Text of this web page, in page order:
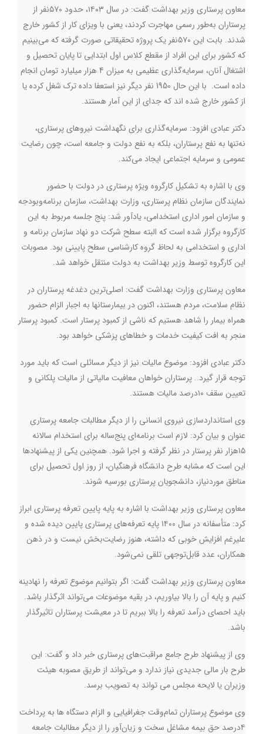
معاون پرستاری وزیر بهداشت گفت: در سال ۱۴۰۳، حدود ۵۷۰نفر از
پرستاران به‌طور رسمی مهاجرت کردند، یعنی با ویزای کار از کشور خارج
شدند. بابت این ۵۷۰نفر یک پروژه تحقیقاتی صورت گرفته که می‌بینیم
که کشور برای این افراد از مقطع کلاس اول ابتدایی تا پایان تحصیل و
اشتغال آنان، سرمایه‌گذاری عظیمی به میزان 4 هزار میلیارد تومان انجام
داده است. با این حال 1950 نفر دیگر نیز استعفا داده ترک شغل کرده یا
از کشور خارج شده اند که جدای از این آمار هستند.
دکتر عبادی افزود: سرمایه‌گذاری برای نگهداشت نیروهای پرستاری،
نه‌تنها به نفع پرستاران، بلکه به نفع دولت و جامعه است، چون رضایت
عمومی و سرمایه اجتماعی ایجاد می‌کند.
وی با اشاره به تشکیل کارگروه ویژه پرستاری در دولت با حضور
نمایندگان سازمان نظام پرستاری، وزارت بهداشت، سازمان برنامه‌وبودجه
و سازمان امور اداری استخدامی، یادآور شد: پنج جلسه مربوط به این
کارگروه برگزار شده است که البته سطح شرکت دو نهاد سازمان برنامه و
اداری و استخدامی به لحاظ گروه کارشناسی سطح پایینی بود. مصوبات
این کارگروه توسط وزیر بهداشت به دولت منتقل خواهد شد.
معاون پرستاری وزارت بهداشت گفت: اصلی‌ترین دغدغه پرستاران در
نظام سلامت، مردم هستند، اکنون در بیمارستانها به اجبار الزام حضور
همراه بیمار را شاهد هستیم که ناشی از کمبود پرستار است. کمبود پرستار
منجر به افت کیفیت خدمات و خطاهای پزشکی خواهد بود.
دکتر عبادی افزود: موضوع مالیات نیز از دیگر مسائلی است که باید مورد
توجه قرار گیرد.. پرستاران خواهان معافیت مالیاتی از مالیات پلکانی و
تعیین سقف ۱۰درصد مالیات هستند
.
وی استانداردسازی نیروی انسانی را از دیگر مطالبات جامعه پرستاری
عنوان و بیان کرد: لازم است برنامه‌ای پنج‌ساله برای استخدام سالانه
۱۵هزار نفر پرستار در نظر گرفته و اجرا شود. همچنین یکی از پیشنهادها
این است که مشابه طرح دانشگاه فرهنگیان، از روز اول تحصیل برای
مناطق موردنیاز، دانشجویان پرستاری بورسیه شوند.
معاون پرستاری وزیر بهداشت با اشاره به پایه پایین تعرفه پرستاری ابراز
کرد: متأسفانه در سال ۱۴۰۰ پایه تعرفه‌های پرستاری پایین دیده شده و
علیرغم افزایش خوبی که داشته، هنوز رضایت‌بخش نیست و در ذهن
همکاران، عدد قابل‌توجهی تلقی نمی‌شود.
معاون پرستاری وزیر بهداشت گفت: اگر بتوانیم موضوع تعرفه را نهادینه
کنیم و پایه آن را بالا بیاوریم، در بقیه موضوعات می‌تواند اثرگذار باشد.
باید احصای درآمد تعرفه را بالا ببریم تا در معیشت پرستاران تاثیرگذار
باشد.
وی از پیشنهاد طرح جامع مراقبت‌های پرستاری خبر داد و گفت: این
طرح بار مالی جدیدی نیاز ندارد و می‌تواند از طریق مصوبه هیئت
وزیران یا لایحه مجلس می تواند به تصویب برسد.
وی موضوع پرستاران تمام‌وقت جغرافیایی و الزام دستگاه ها به پرداخت
۴درصد حق بیمه مشاغل سخت و زیان‌آور را از دیگر مطالبات جامعه